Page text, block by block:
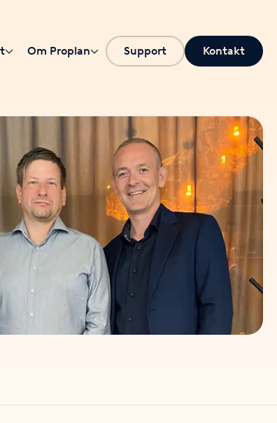
Om Proplan Support Kontakt